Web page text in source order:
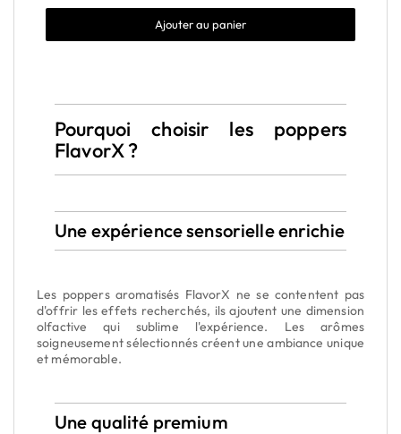
Ajouter au panier
Pourquoi choisir les poppers
FlavorX ?
Une expérience sensorielle enrichie
Les poppers aromatisés FlavorX ne se contentent pas
d'offrir les effets recherchés, ils ajoutent une dimension
olfactive qui sublime l'expérience. Les arômes
soigneusement sélectionnés créent une ambiance unique
et mémorable.
Une qualité premium